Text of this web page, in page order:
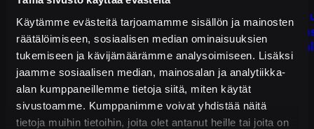
Käytämme evästeitä tarjoamamme sisällön ja mainosten
räätälöimiseen, sosiaalisen median ominaisuuksien
tukemiseen ja kävijämäärämme analysoimiseen. Lisäksi
jaamme sosiaalisen median, mainosalan ja analytiikka-
alan kumppaneillemme tietoja siitä, miten käytät
sivustoamme. Kumppanimme voivat yhdistää näitä
tietoja muihin tietoihin, joita olet antanut heille tai joita on
Häiriöitä puheluissa
15.9.2025
Oiva Isännöinti
Salesforcen
13.5.2025